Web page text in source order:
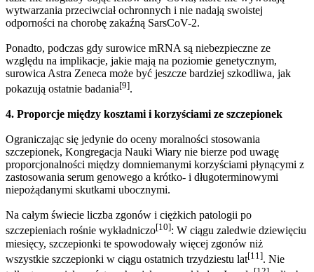
wytwarzania przeciwciał ochronnych i nie nadają swoistej
odporności na chorobę zakaźną SarsCoV-2.
Ponadto, podczas gdy surowice mRNA są niebezpieczne ze
względu na implikacje, jakie mają na poziomie genetycznym,
surowica Astra Zeneca może być jeszcze bardziej szkodliwa, jak
pokazują ostatnie badania[9].
4. Proporcje między kosztami i korzyściami ze szczepionek
Ograniczając się jedynie do oceny moralności stosowania
szczepionek, Kongregacja Nauki Wiary nie bierze pod uwagę
proporcjonalności między domniemanymi korzyściami płynącymi z
zastosowania serum genowego a krótko- i długoterminowymi
niepożądanymi skutkami ubocznymi.
Na całym świecie liczba zgonów i ciężkich patologii po
szczepieniach rośnie wykładniczo[10]: W ciągu zaledwie dziewięciu
miesięcy, szczepionki te spowodowały więcej zgonów niż
wszystkie szczepionki w ciągu ostatnich trzydziestu lat[11]. Nie